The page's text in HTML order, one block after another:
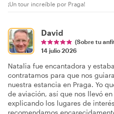
¡Un tour increíble por Praga!
David
(Sobre tu
14 julio 2026
Natalia fue encantadora y
contratamos para que nos
nuestra estancia en Praga. Yo
de aviación, así que nos llevó
explicando los lugares de